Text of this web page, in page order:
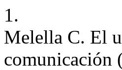
1.
Melella C. El
comunicación